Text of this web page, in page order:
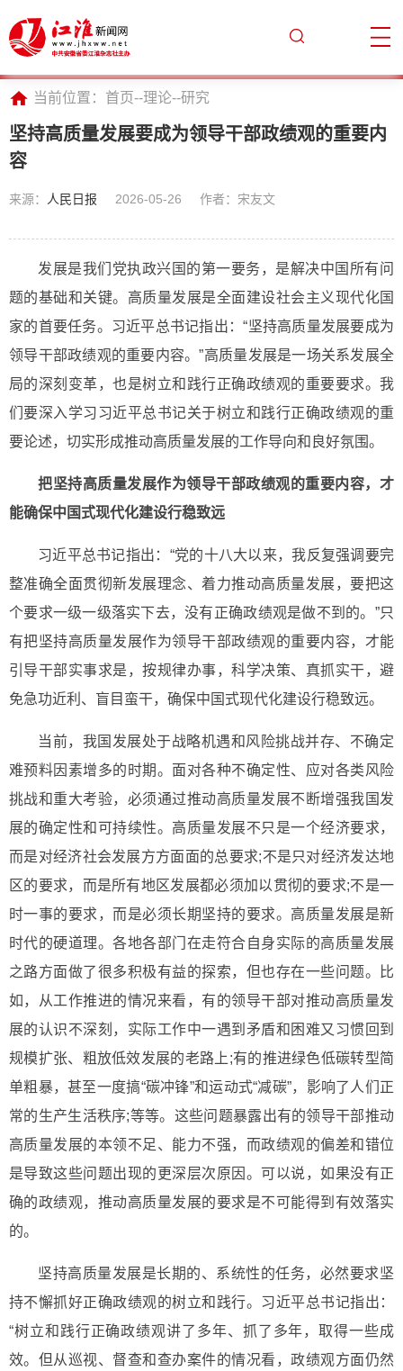
当前位置： 首页--理论--研究
坚持高质量发展要成为领导干部政绩观的重要内
容
来源： 人民日报 2026-05-26 作者：宋友文
发展是我们党执政兴国的第一要务，是解决中国所有问
题的基础和关键。高质量发展是全面建设社会主义现代化国
家的首要任务。习近平总书记指出：“坚持高质量发展要成为
领导干部政绩观的重要内容。”高质量发展是一场关系发展全
局的深刻变革，也是树立和践行正确政绩观的重要要求。我
们要深入学习习近平总书记关于树立和践行正确政绩观的重
要论述，切实形成推动高质量发展的工作导向和良好氛围。
把坚持高质量发展作为领导干部政绩观的重要内容，才
能确保中国式现代化建设行稳致远
习近平总书记指出：“党的十八大以来，我反复强调要完
整准确全面贯彻新发展理念、着力推动高质量发展，要把这
个要求一级一级落实下去，没有正确政绩观是做不到的。”只
有把坚持高质量发展作为领导干部政绩观的重要内容，才能
引导干部实事求是，按规律办事，科学决策、真抓实干，避
免急功近利、盲目蛮干，确保中国式现代化建设行稳致远。
当前，我国发展处于战略机遇和风险挑战并存、不确定
难预料因素增多的时期。面对各种不确定性、应对各类风险
挑战和重大考验，必须通过推动高质量发展不断增强我国发
展的确定性和可持续性。高质量发展不只是一个经济要求，
而是对经济社会发展方方面面的总要求;不是只对经济发达地
区的要求，而是所有地区发展都必须加以贯彻的要求;不是一
时一事的要求，而是必须长期坚持的要求。高质量发展是新
时代的硬道理。各地各部门在走符合自身实际的高质量发展
之路方面做了很多积极有益的探索，但也存在一些问题。比
如，从工作推进的情况来看，有的领导干部对推动高质量发
展的认识不深刻，实际工作中一遇到矛盾和困难又习惯回到
规模扩张、粗放低效发展的老路上;有的推进绿色低碳转型简
单粗暴，甚至一度搞“碳冲锋”和运动式“减碳”，影响了人们正
常的生产生活秩序;等等。这些问题暴露出有的领导干部推动
高质量发展的本领不足、能力不强，而政绩观的偏差和错位
是导致这些问题出现的更深层次原因。可以说，如果没有正
确的政绩观，推动高质量发展的要求是不可能得到有效落实
的。
坚持高质量发展是长期的、系统性的任务，必然要求坚
持不懈抓好正确政绩观的树立和践行。习近平总书记指出：
“树立和践行正确政绩观讲了多年、抓了多年，取得一些成
效。但从巡视、督查和查办案件的情况看，政绩观方面仍然